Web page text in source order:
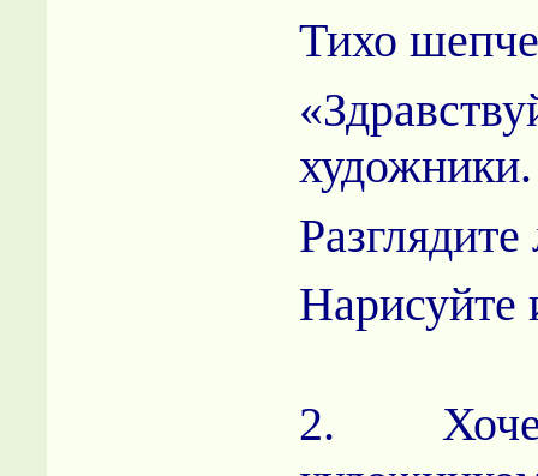
Тихо
художники.
Нарисуйте
2.